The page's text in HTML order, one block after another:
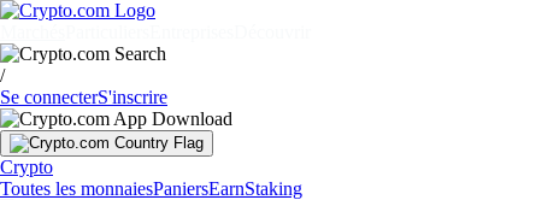
/
Se connecterS'inscrire
Crypto
Toutes les monnaiesPaniersEarnStaking